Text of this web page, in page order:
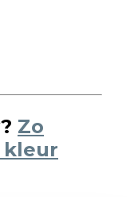
Zo
kleur